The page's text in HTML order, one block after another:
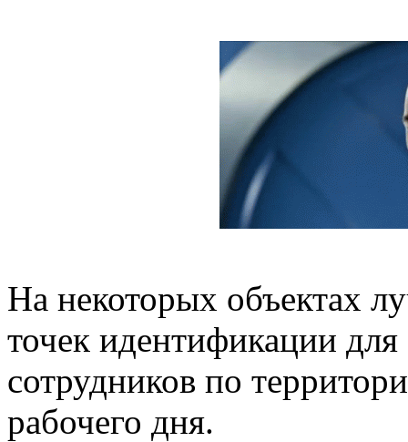
На некоторых объектах
точек идентификации
сотрудников по
рабочего дня.